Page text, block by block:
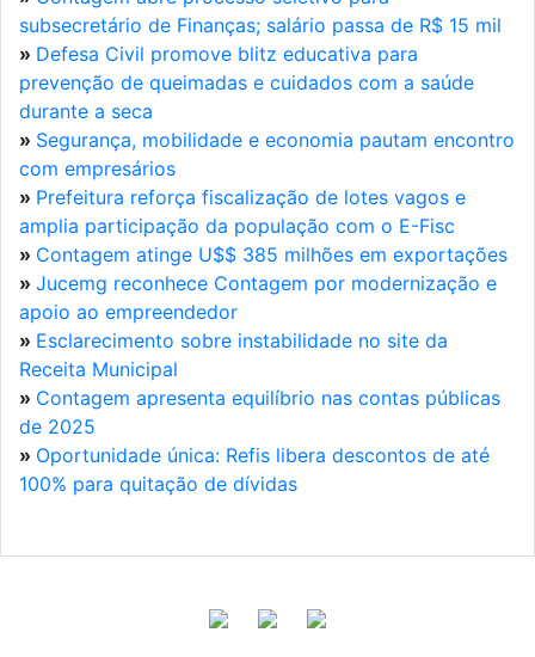
subsecretário de Finanças; salário passa de R$ 15 mil
» Defesa Civil promove blitz educativa para
prevenção de queimadas e cuidados com a saúde
durante a seca
» Segurança, mobilidade e economia pautam encontro
com empresários
» Prefeitura reforça fiscalização de lotes vagos e
amplia participação da população com o E-Fisc
» Contagem atinge U$$ 385 milhões em exportações
» Jucemg reconhece Contagem por modernização e
apoio ao empreendedor
» Esclarecimento sobre instabilidade no site da
Receita Municipal
» Contagem apresenta equilíbrio nas contas públicas
de 2025
» Oportunidade única: Refis libera descontos de até
100% para quitação de dívidas